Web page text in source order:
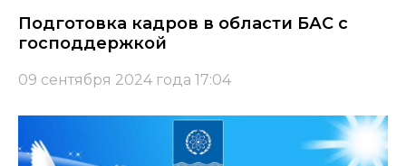
Подготовка кадров в области БАС с
господдержкой
09 сентября 2024 года 17:04